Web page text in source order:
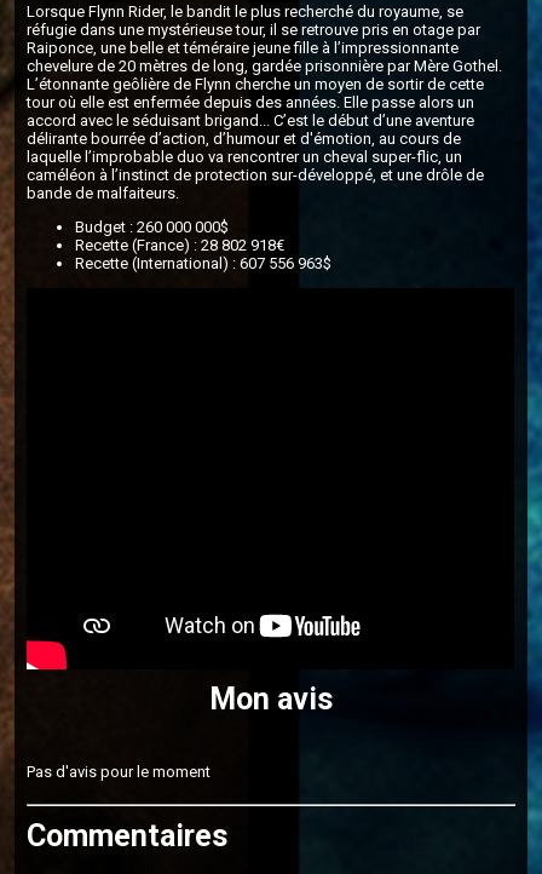
Lorsque Flynn Rider, le bandit le plus recherché du royaume, se
réfugie dans une mystérieuse tour, il se retrouve pris en otage par
Raiponce, une belle et téméraire jeune fille à l’impressionnante
chevelure de 20 mètres de long, gardée prisonnière par Mère Gothel.
L’étonnante geôlière de Flynn cherche un moyen de sortir de cette
tour où elle est enfermée depuis des années. Elle passe alors un
accord avec le séduisant brigand... C’est le début d’une aventure
délirante bourrée d’action, d’humour et d'émotion, au cours de
laquelle l’improbable duo va rencontrer un cheval super-flic, un
caméléon à l’instinct de protection sur-développé, et une drôle de
bande de malfaiteurs.
Budget : 260 000 000$
Recette (France) : 28 802 918€
Recette (International) : 607 556 963$
Mon avis
Pas d'avis pour le moment
Commentaires